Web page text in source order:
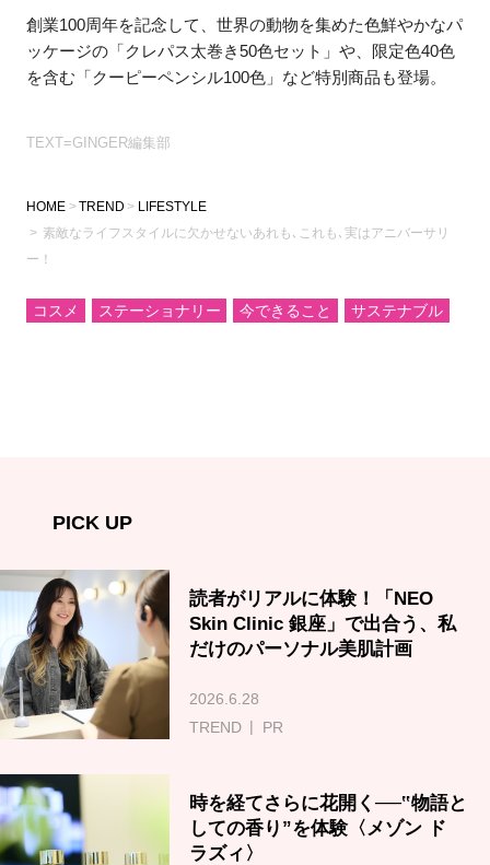
創業100周年を記念して、世界の動物を集めた色鮮やかなパ
ッケージの「クレパス太巻き50色セット」や、限定色40色
を含む「クーピーペンシル100色」など特別商品も登場。
TEXT=GINGER編集部
HOME TREND
LIFESTYLE
素敵なライフスタイルに欠かせないあれも､これも､実はアニバーサリ
ー！
コスメ ステーショナリー 今できること サステナブル
PICK UP
読者がリアルに体験！「NEO
Skin Clinic 銀座」で出合う、私
だけのパーソナル美肌計画
2026.6.28
TREND
PR
時を経てさらに花開く──‟物語と
しての香り”を体験〈メゾン ド
ラズィ〉